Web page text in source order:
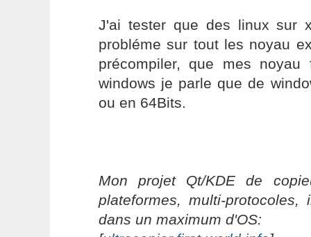
J'ai tester que des linux sur
probléme sur tout les noyau
précompiler, que mes
windows je parle que de
ou en 64Bits.
Mon projet Qt/KDE de
plateformes, multi-protocoles,
dans un maximum d'OS: